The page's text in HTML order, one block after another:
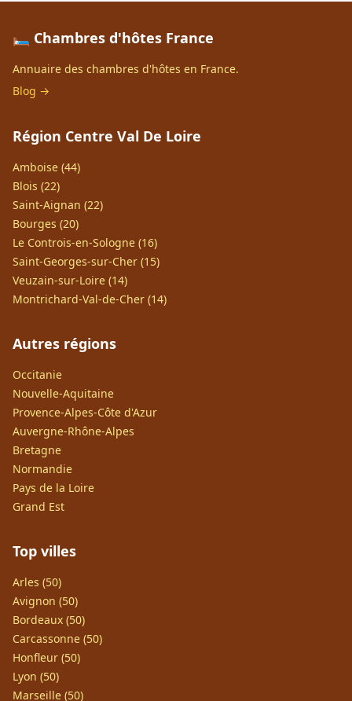
🛏️ Chambres d'hôtes France
Annuaire des chambres d'hôtes en France.
Blog →
Région Centre Val De Loire
Amboise (44)
Blois (22)
Saint-Aignan (22)
Bourges (20)
Le Controis-en-Sologne (16)
Saint-Georges-sur-Cher (15)
Veuzain-sur-Loire (14)
Montrichard-Val-de-Cher (14)
Autres régions
Occitanie
Nouvelle-Aquitaine
Provence-Alpes-Côte d'Azur
Auvergne-Rhône-Alpes
Bretagne
Normandie
Pays de la Loire
Grand Est
Top villes
Arles (50)
Avignon (50)
Bordeaux (50)
Carcassonne (50)
Honfleur (50)
Lyon (50)
Marseille (50)